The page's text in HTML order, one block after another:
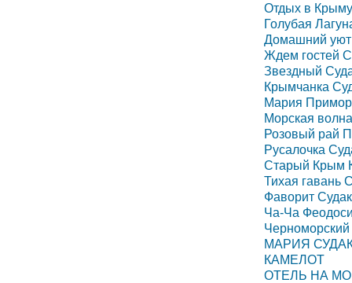
Отдых в
Голубая
Домашний
Ждем гостей
Звездный
Крымчанка
Мария
Морская
Розовый рай
Русалочка
Старый Крым
Тихая гавань
Фаворит Судак
Ча-Ча
МАРИЯ
КАМЕЛОТ
ОТЕЛЬ НА